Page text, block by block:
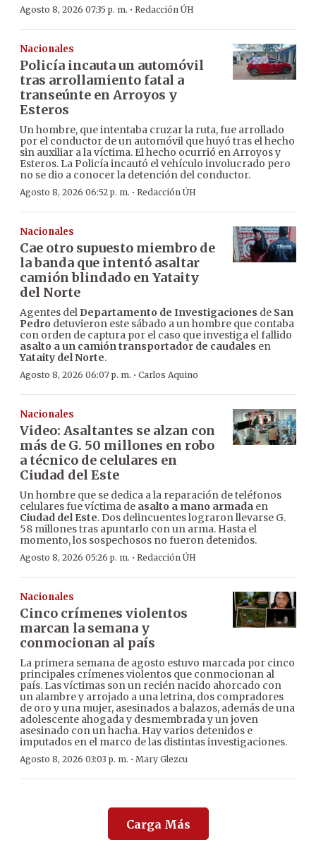
Agosto 8, 2026 07:35 p. m. · Redacción ÚH
Nacionales
Policía incauta un automóvil
tras arrollamiento fatal a
transeúnte en Arroyos y
Esteros
Un hombre, que intentaba cruzar la ruta, fue arrollado
por el conductor de un automóvil que huyó tras el hecho
sin auxiliar a la víctima. El hecho ocurrió en Arroyos y
Esteros. La Policía incautó el vehículo involucrado pero
no se dio a conocer la detención del conductor.
Agosto 8, 2026 06:52 p. m. · Redacción ÚH
Nacionales
Cae otro supuesto miembro de
la banda que intentó asaltar
camión blindado en Yataity
del Norte
Agentes del Departamento de Investigaciones de San
Pedro detuvieron este sábado a un hombre que contaba
con orden de captura por el caso que investiga el fallido
asalto a un camión transportador de caudales en
Yataity del Norte.
Agosto 8, 2026 06:07 p. m. · Carlos Aquino
Nacionales
Video: Asaltantes se alzan con
más de G. 50 millones en robo
a técnico de celulares en
Ciudad del Este
Un hombre que se dedica a la reparación de teléfonos
celulares fue víctima de asalto a mano armada en
Ciudad del Este. Dos delincuentes lograron llevarse G.
58 millones tras apuntarlo con un arma. Hasta el
momento, los sospechosos no fueron detenidos.
Agosto 8, 2026 05:26 p. m. · Redacción ÚH
Nacionales
Cinco crímenes violentos
marcan la semana y
conmocionan al país
La primera semana de agosto estuvo marcada por cinco
principales crímenes violentos que conmocionan al
país. Las víctimas son un recién nacido ahorcado con
un alambre y arrojado a una letrina, dos compradores
de oro y una mujer, asesinados a balazos, además de una
adolescente ahogada y desmembrada y un joven
asesinado con un hacha. Hay varios detenidos e
imputados en el marco de las distintas investigaciones.
Agosto 8, 2026 03:03 p. m. · Mary Glezcu
Carga Más